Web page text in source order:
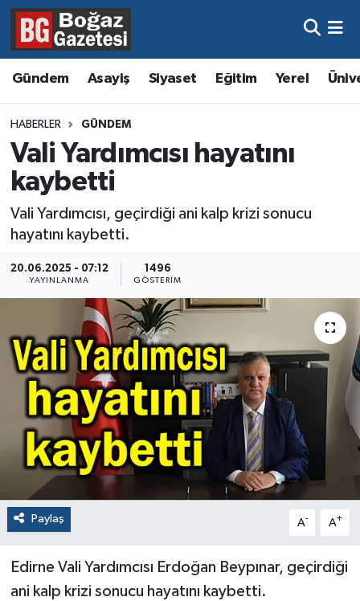
Gündem Asayiş Siyaset Eğitim Yerel
HABERLER GÜNDEM
Vali Yardımcısı hayatını
kaybetti
Vali Yardımcısı, geçirdiği ani kalp krizi sonucu
hayatını kaybetti.
20.06.2025 - 07:12
YAYINLANMA
1496
GÖSTERIM
Paylaş A- A+
Edirne Vali Yardımcısı Erdoğan Beypınar, geçirdiği
ani kalp krizi sonucu hayatını kaybetti.
Asayiş
Eğitim
Ekonomi
Gündem
Kültür ve Sanat
Magazin
Resmi İlanlar
Sağlık
Hava Durumu
Trafik Durumu
Süper Lig Puan Durumu ve Fikstür
Tüm Manşetler
Son Dakika Haberleri
Haber Arşivi